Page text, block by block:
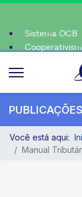
Sistema OCB
PUBLICAÇÕES
Você está aqui:
Manual